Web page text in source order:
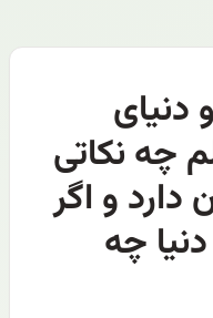
دنیای
چه نکاتی
دارد و اگر
چه